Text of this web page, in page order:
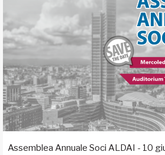
Assemblea Annuale Soci ALDAI - 10